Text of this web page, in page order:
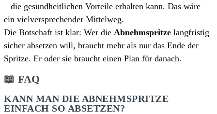
– die gesundheitlichen Vorteile erhalten kann. Das wäre
ein vielversprechender Mittelweg.
Die Botschaft ist klar: Wer die Abnehmspritze langfristig
sicher absetzen will, braucht mehr als nur das Ende der
Spritze. Er oder sie braucht einen Plan für danach.
📖 FAQ
KANN MAN DIE ABNEHMSPRITZE
EINFACH SO ABSETZEN?